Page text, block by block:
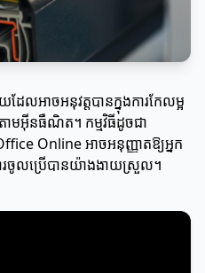
លអាចអនុវត្តបានក្នុងការកែលម្អ
តាមអ៊ីនធឺណិត។ កម្មវិធីដូចជា
Online អាចអនុញ្ញាតឱ្យអ្នក
ការចូលប្រើបានយ៉ាងងាយស្រួល។